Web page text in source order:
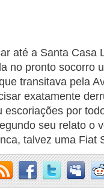
até a Santa Casa
no pronto socorro
transitava pela
exatamente
escoriações por
seu relato o
talvez uma Fiat